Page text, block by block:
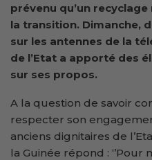
prévenu qu’un
la transition. Dimanche,
sur les antennes de la
de l’Etat a apporté des
sur ses propos.
A la question de savoir
respecter son
anciens dignitaires de
la Guinée répond : ‘’Pour